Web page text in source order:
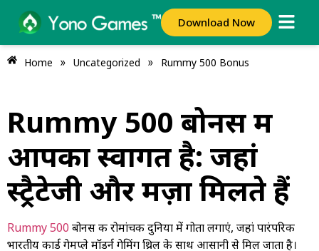
Download Now
Home » Uncategorized » Rummy 500 Bonus
Rummy 500 बोनस में
आपका स्वागत है: जहां
स्ट्रैटेजी और मज़ा मिलते हैं
Rummy 500 बोनस की रोमांचक दुनिया में गोता लगाएं, जहां पारंपरिक
भारतीय कार्ड गेमप्ले मॉडर्न गेमिंग थ्रिल के साथ आसानी से मिल जाता है।